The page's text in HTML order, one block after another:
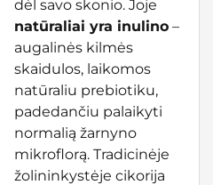
dėl savo skonio. Joje
natūraliai yra inulino –
augalinės kilmės
skaidulos, laikomos
natūraliu prebiotiku,
padedančiu palaikyti
normalią žarnyno
mikroflorą. Tradicinėje
žolininkystėje cikorija